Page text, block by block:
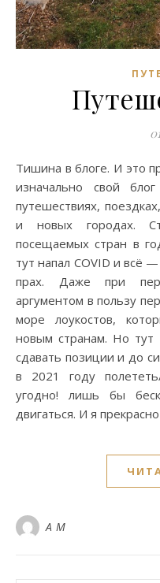
Тишина в блоге. И это прямо творческий кризис… Ведь
изначально свой
путешествиях,
и новых городах.
посещаемых стран в
тут напал COVID и всё
прах. Даже при
аргументом в пользу
море лоукостов,
новым странам. Но тут
сдавать позиции и до
в 2021 году
угодно! лишь бы
двигаться. И я
A M